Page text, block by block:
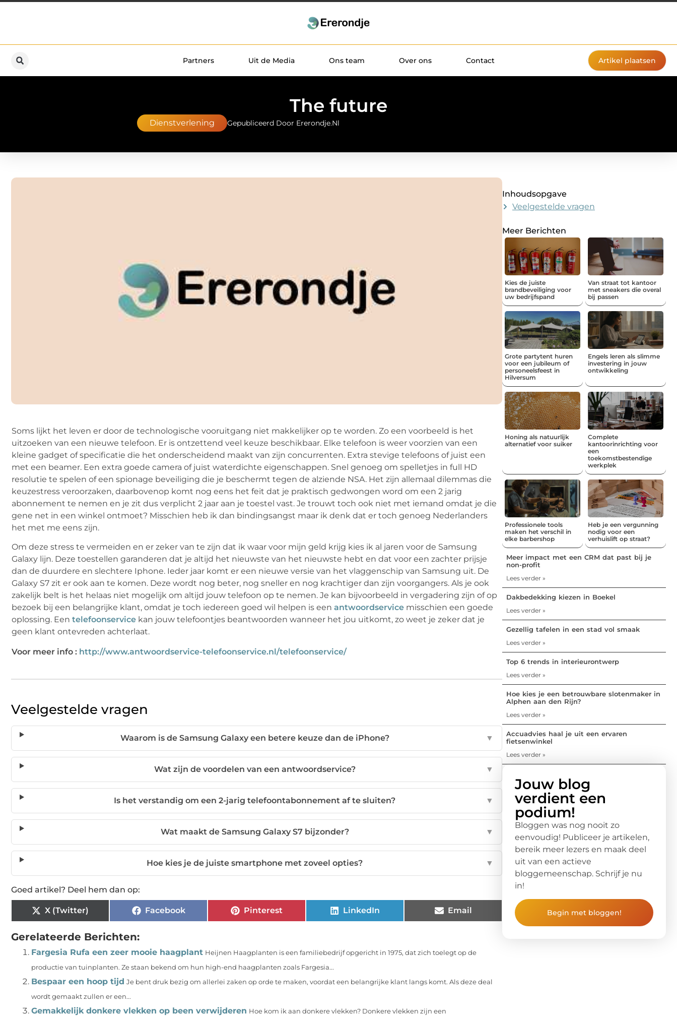
Partners Uit de Media Ons team Over ons Contact Artikel plaatsen
The future
Dienstverlening Gepubliceerd Door Ererondje.nl
Soms lijkt het leven er door de technologische vooruitgang niet makkelijker op te worden. Zo een voorbeeld is het
uitzoeken van een nieuwe telefoon. Er is ontzettend veel keuze beschikbaar. Elke telefoon is weer voorzien van een
kleine gadget of specificatie die het onderscheidend maakt van zijn concurrenten. Extra stevige telefoons of juist een
met een beamer. Een extra goede camera of juist waterdichte eigenschappen. Snel genoeg om spelletjes in full HD
resolutie te spelen of een spionage beveiliging die je beschermt tegen de alziende NSA. Het zijn allemaal dilemmas die
keuzestress veroorzaken, daarbovenop komt nog eens het feit dat je praktisch gedwongen word om een 2 jarig
abonnement te nemen en je zit dus verplicht 2 jaar aan je toestel vast. Je trouwt toch ook niet met iemand omdat je die
gene net in een winkel ontmoet? Misschien heb ik dan bindingsangst maar ik denk dat er toch genoeg Nederlanders
het met me eens zijn.
Om deze stress te vermeiden en er zeker van te zijn dat ik waar voor mijn geld krijg kies ik al jaren voor de Samsung
Galaxy lijn. Deze toestellen garanderen dat je altijd het nieuwste van het nieuwste hebt en dat voor een zachter prijsje
dan de duurdere en slechtere Iphone. Ieder jaar komt er een nieuwe versie van het vlaggenschip van Samsung uit. De
Galaxy S7 zit er ook aan te komen. Deze wordt nog beter, nog sneller en nog krachtiger dan zijn voorgangers. Als je ook
zakelijk belt is het helaas niet mogelijk om altijd jouw telefoon op te nemen. Je kan bijvoorbeeld in vergadering zijn of op
bezoek bij een belangrijke klant, omdat je toch iedereen goed wil helpen is een antwoordservice misschien een goede
oplossing. Een telefoonservice kan jouw telefoontjes beantwoorden wanneer het jou uitkomt, zo weet je zeker dat je
geen klant ontevreden achterlaat.
Voor meer info : http://www.antwoordservice-telefoonservice.nl/telefoonservice/
Veelgestelde vragen
Waarom is de Samsung Galaxy een betere keuze dan de iPhone? ▼
Wat zijn de voordelen van een antwoordservice? ▼
Is het verstandig om een 2-jarig telefoontabonnement af te sluiten? ▼
Wat maakt de Samsung Galaxy S7 bijzonder? ▼
Hoe kies je de juiste smartphone met zoveel opties? ▼
Goed artikel? Deel hem dan op:
X (Twitter) Facebook Pinterest LinkedIn Email
Gerelateerde Berichten:
Fargesia Rufa een zeer mooie haagplant Heijnen Haagplanten is een familiebedrijf opgericht in 1975, dat zich toelegt op de
productie van tuinplanten. Ze staan bekend om hun high-end haagplanten zoals Fargesia...
Bespaar een hoop tijd Je bent druk bezig om allerlei zaken op orde te maken, voordat een belangrijke klant langs komt. Als deze deal
wordt gemaakt zullen er een...
Gemakkelijk donkere vlekken op been verwijderen Hoe kom ik aan donkere vlekken? Donkere vlekken zijn een
Inhoudsopgave
Veelgestelde vragen
Meer Berichten
Kies de juiste
brandbeveiliging voor
uw bedrijfspand
Van straat tot kantoor
met sneakers die overal
bij passen
Grote partytent huren
voor een jubileum of
personeelsfeest in
Hilversum
Engels leren als slimme
investering in jouw
ontwikkeling
Honing als natuurlijk
alternatief voor suiker
Complete
kantoorinrichting voor
een
toekomstbestendige
werkplek
Professionele tools
maken het verschil in
elke barbershop
Heb je een vergunning
nodig voor een
verhuislift op straat?
Meer impact met een CRM dat past bij je
non-profit
Lees verder »
Dakbedekking kiezen in Boekel
Lees verder »
Gezellig tafelen in een stad vol smaak
Lees verder »
Top 6 trends in interieurontwerp
Lees verder »
Hoe kies je een betrouwbare slotenmaker in
Alphen aan den Rijn?
Lees verder »
Accuadvies haal je uit een ervaren
fietsenwinkel
Lees verder »
Jouw blog
verdient een
podium!
Bloggen was nog nooit zo
eenvoudig! Publiceer je artikelen,
bereik meer lezers en maak deel
uit van een actieve
bloggemeenschap. Schrijf je nu
in!
Begin met bloggen!